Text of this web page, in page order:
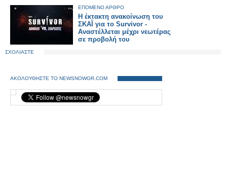
ΕΠΟΜΕΝΟ ΑΡΘΡΟ
Η έκτακτη ανακοίνωση του
ΣΚΑΪ για το Survivor -
Αναστέλλεται μέχρι νεωτέρας
σε προβολή του
ΣΧΟΛΙΑΣΤΕ
ΑΚΟΛΟΥΘΗΣΤΕ ΤΟ NEWSNOWGR.COM